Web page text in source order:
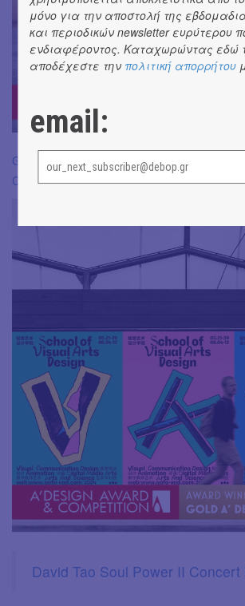
Guangzhou Academy of Arts Exhibition Visual
Chun Sheng
David Tao Soul Power II
μόνο για την αποστολή της
και περιοδικών newsletter ευρύτερου
ενδιαφέροντος. Καταχωρώντας εδώ
αποδέχεστε την πολιτική απορρήτου
email: